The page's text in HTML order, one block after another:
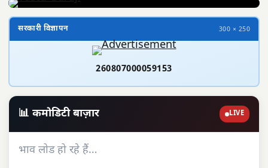
सरकारी विज्ञापन 300 × 250
260807000059153
📊 कमोडिटी बाज़ार LIVE
भाव लोड हो रहे हैं…